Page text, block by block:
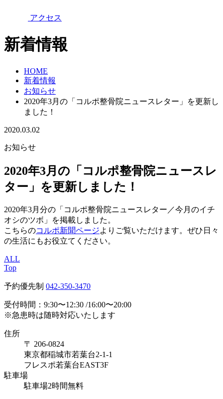
アクセス
新着情報
HOME
新着情報
お知らせ
2020年3月の「コルポ整骨院ニュースレター」を更新し
ました！
2020.03.02
お知らせ
2020年3月の「コルポ整骨院ニュースレ
ター」を更新しました！
2020年3月分の「コルポ整骨院ニュースレター／今月のイチ
オシのツボ」を掲載しました。
こちらのコルポ新聞ページよりご覧いただけます。ぜひ日々
の生活にもお役立てください。
ALL
Top
予約優先制 042-350-3470
受付時間：9:30〜12:30 /16:00〜20:00
※急患時は随時対応いたします
住所
〒 206-0824
東京都稲城市若葉台2-1-1
フレスポ若葉台EAST3F
駐車場
駐車場2時間無料